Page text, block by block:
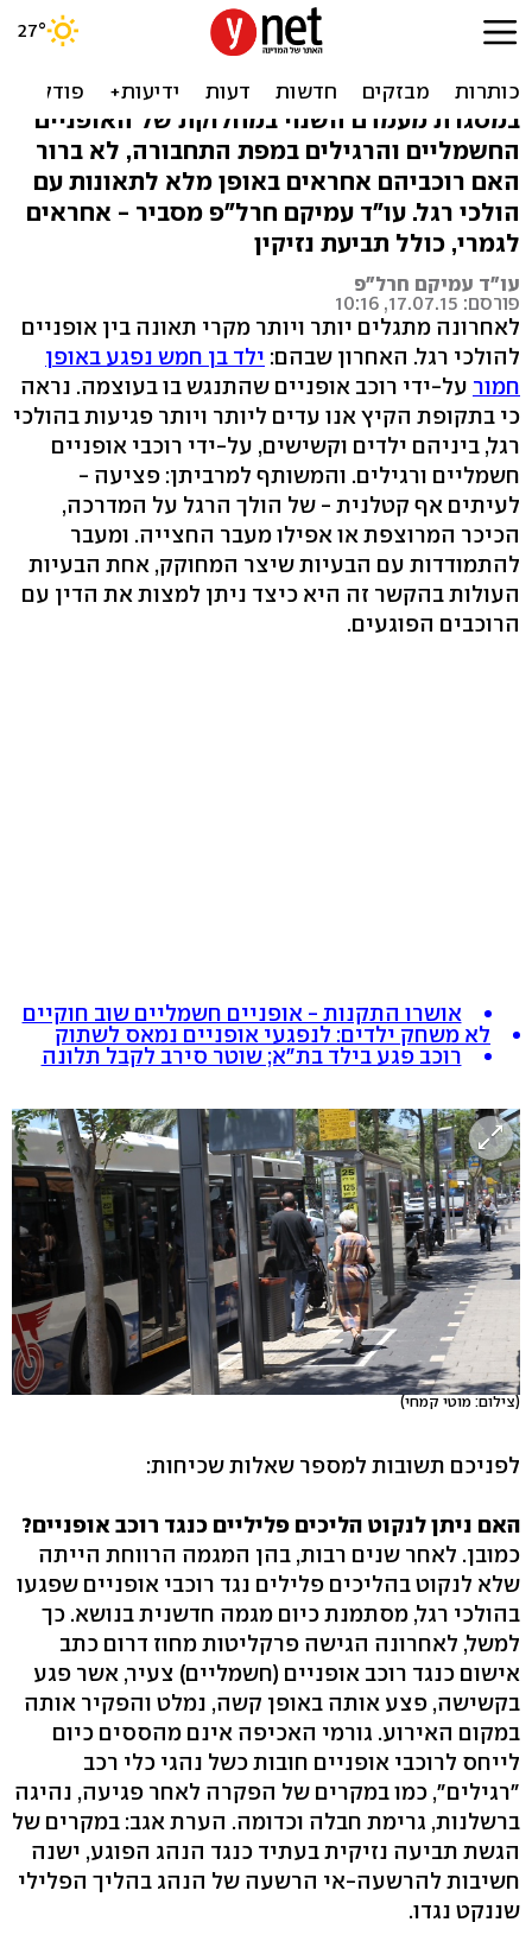
רוכב אופניים פגע בהולך רגל?
ניתן לתבוע אותו
במסגרת מעמדם השנוי במחלוקת של האופניים
החשמליים והרגילים במפת התחבורה, לא ברור
האם רוכביהם אחראים באופן מלא לתאונות עם
הולכי רגל. עו"ד עמיקם חרל"פ מסביר - אחראים
לגמרי, כולל תביעת נזיקין
עו"ד עמיקם חרל"פ
פורסם: 17.07.15, 10:16
לאחרונה מתגלים יותר ויותר מקרי תאונה בין אופניים
להולכי רגל. האחרון שבהם: ילד בן חמש נפגע באופן
חמור על-ידי רוכב אופניים שהתנגש בו בעוצמה. נראה
כי בתקופת הקיץ אנו עדים ליותר ויותר פגיעות בהולכי
רגל, ביניהם ילדים וקשישים, על-ידי רוכבי אופניים
חשמליים ורגילים. והמשותף למרביתן: פציעה -
לעיתים אף קטלנית - של הולך הרגל על המדרכה,
הכיכר המרוצפת או אפילו מעבר החצייה. ומעבר
להתמודדות עם הבעיות שיצר המחוקק, אחת הבעיות
העולות בהקשר זה היא כיצד ניתן למצות את הדין עם
הרוכבים הפוגעים.
אושרו התקנות - אופניים חשמליים שוב חוקיים
לא משחק ילדים: לנפגעי אופניים נמאס לשתוק
רוכב פגע בילד בת"א; שוטר סירב לקבל תלונה
(צילום: מוטי קמחי)
לפניכם תשובות למספר שאלות שכיחות:
האם ניתן לנקוט הליכים פליליים כנגד רוכב אופניים?
כמובן. לאחר שנים רבות, בהן המגמה הרווחת הייתה
שלא לנקוט בהליכים פלילים נגד רוכבי אופניים שפגעו
בהולכי רגל, מסתמנת כיום מגמה חדשנית בנושא. כך
למשל, לאחרונה הגישה פרקליטות מחוז דרום כתב
אישום כנגד רוכב אופניים (חשמליים) צעיר, אשר פגע
בקשישה, פצע אותה באופן קשה, נמלט והפקיר אותה
במקום האירוע. גורמי האכיפה אינם מהססים כיום
לייחס לרוכבי אופניים חובות כשל נהגי כלי רכב
"רגילים", כמו במקרים של הפקרה לאחר פגיעה, נהיגה
ברשלנות, גרימת חבלה וכדומה. הערת אגב: במקרים של
הגשת תביעה נזיקית בעתיד כנגד הנהג הפוגע, ישנה
חשיבות להרשעה-אי הרשעה של הנהג בהליך הפלילי
שננקט נגדו.